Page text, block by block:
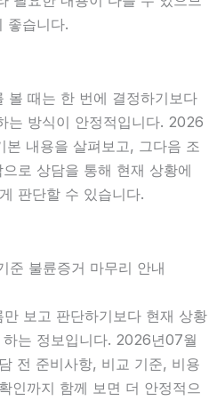
좋습니다.
볼 때는 한 번에 결정하기보다
는 방식이 안정적입니다. 2026
내용을 살펴보고, 그다음 조
로 상담을 통해 현재 상황에
판단할 수 있습니다.
불륜증거 마무리 안내
보고 판단하기보다 현재 상황
는 정보입니다. 2026년07월
전 준비사항, 비교 기준, 비용
인까지 함께 보면 더 안정적으